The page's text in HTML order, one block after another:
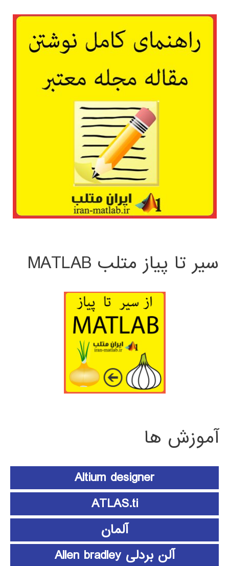
سیر تا پیاز متلب MATLAB
آموزش ها
Altium designer
ATLAS.ti
آلمان
آلن بردلی Allen bradley